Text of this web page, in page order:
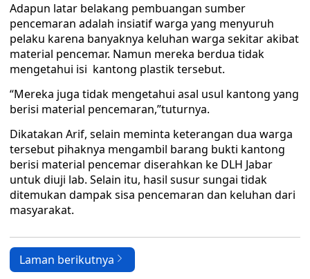
Adapun latar belakang pembuangan sumber
pencemaran adalah insiatif warga yang menyuruh
pelaku karena banyaknya keluhan warga sekitar akibat
material pencemar. Namun mereka berdua tidak
mengetahui isi kantong plastik tersebut.
“Mereka juga tidak mengetahui asal usul kantong yang
berisi material pencemaran,”tuturnya.
Dikatakan Arif, selain meminta keterangan dua warga
tersebut pihaknya mengambil barang bukti kantong
berisi material pencemar diserahkan ke DLH Jabar
untuk diuji lab. Selain itu, hasil susur sungai tidak
ditemukan dampak sisa pencemaran dan keluhan dari
masyarakat.
Laman berikutnya